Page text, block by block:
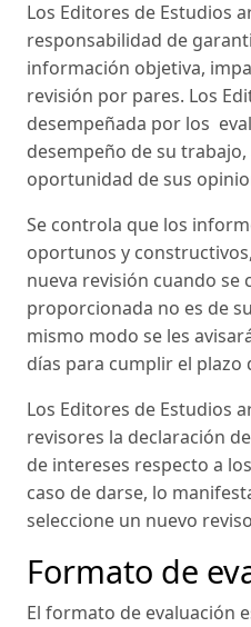
Los Editores de Estudios
responsabilidad de
información objetiva,
revisión por pares. Los
desempeñada por los
desempeño de su
oportunidad de sus
Se controla que los
oportunos y
nueva revisión cuando se
proporcionada no es de
mismo modo se les
días para cumplir el plazo
Los Editores de Estudios
revisores la declaración
de intereses respecto a
caso de darse, lo
seleccione un nuevo
Formato de
El formato de evaluación